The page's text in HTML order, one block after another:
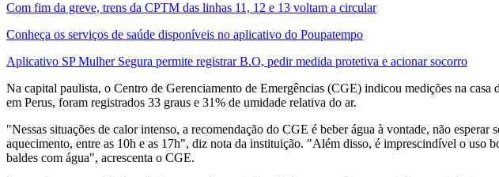
Com fim da greve, trens da CPTM das linhas 11, 12 e 13 voltam a circular
Conheça os serviços de saúde disponíveis no aplicativo do Poupatempo
Aplicativo SP Mulher Segura permite registrar B.O, pedir medida protetiva e acionar socorro
Na capital paulista, o Centro de Gerenciamento de Emergências (CGE) indicou medições na
em Perus, foram registrados 33 graus e 31% de umidade relativa do ar.
"Nessas situações de calor intenso, a recomendação do CGE é beber água à vontade, não
aquecimento, entre as 10h e as 17h", diz nota da instituição. "Além disso, é imprescindível o uso
baldes com água", acrescenta o CGE.